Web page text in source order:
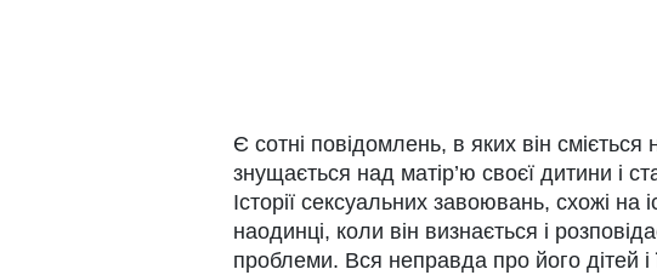
Є сотні повідомлень, в яких він сміється
знущається над матір’ю своєї дитини і
Історії сексуальних завоювань, схожі на
наодинці, коли він визнається і
проблеми. Вся неправда про його дітей і